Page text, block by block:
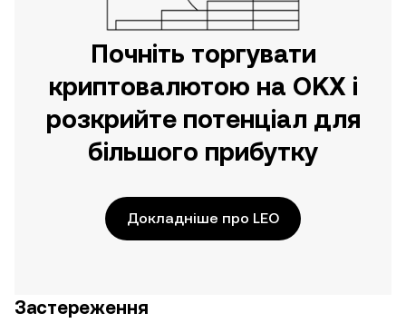
Почніть торгувати
криптовалютою на OKX і
розкрийте потенціал для
більшого прибутку
Докладніше про LEO
Застереження